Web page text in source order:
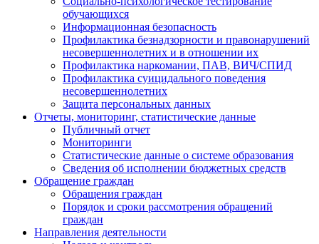
обучающихся
Информационная безопасность
Профилактика безнадзорности и правонарушений
несовершеннолетних и в отношении их
Профилактика наркомании, ПАВ, ВИЧ/СПИД
Профилактика суицидального поведения
несовершеннолетних
Защита персональных данных
Отчеты, мониторинг, статистические данные
Публичный отчет
Мониторинги
Статистические данные о системе образования
Сведения об исполнении бюджетных средств
Обращение граждан
Обращения граждан
Порядок и сроки рассмотрения обращений
граждан
Направления деятельности